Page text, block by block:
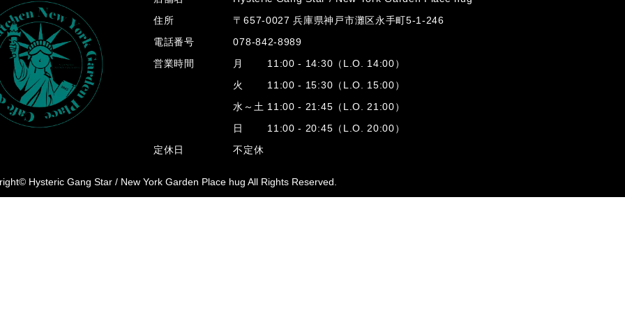
住所
〒657-0027 兵庫県神戸市灘区永手町5-1-246
電話番号
078-842-8989
営業時間
月 11:00 - 14:30（L.O. 14:00）
火 11:00 - 15:30（L.O. 15:00）
水～土 11:00 - 21:45（L.O. 21:00）
日 11:00 - 20:45（L.O. 20:00）
定休日
不定休
Hysteric Gang Star / New York Garden Place hug All Rights Reserved.